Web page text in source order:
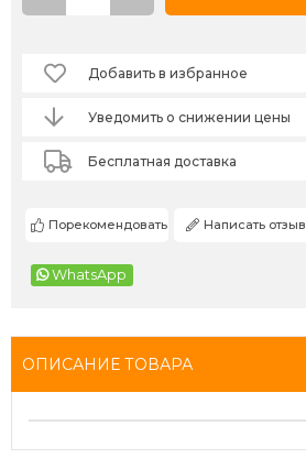
Добавить в избранное
Уведомить о снижении цены
Бесплатная доставка
Порекомендовать Написать отзыв
WhatsApp
ОПИСАНИЕ ТОВАРА